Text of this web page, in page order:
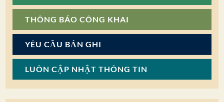
THÔNG BÁO CÔNG KHAI
YÊU CẦU BẢN GHI
LUÔN CẬP NHẬT THÔNG TIN